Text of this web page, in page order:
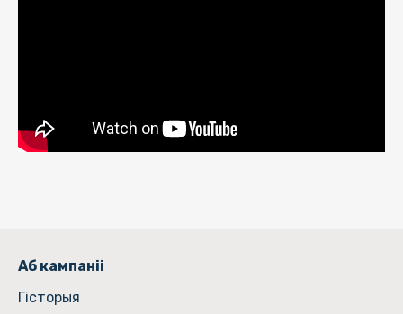
Аб кампаніі
Гiсторыя